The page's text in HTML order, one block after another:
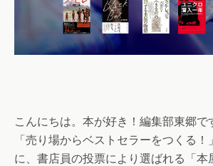
こんにちは。本が好き！編集部東郷で
「売り場からベストセラーをつくる
に、書店員の投票により選ばれる「本